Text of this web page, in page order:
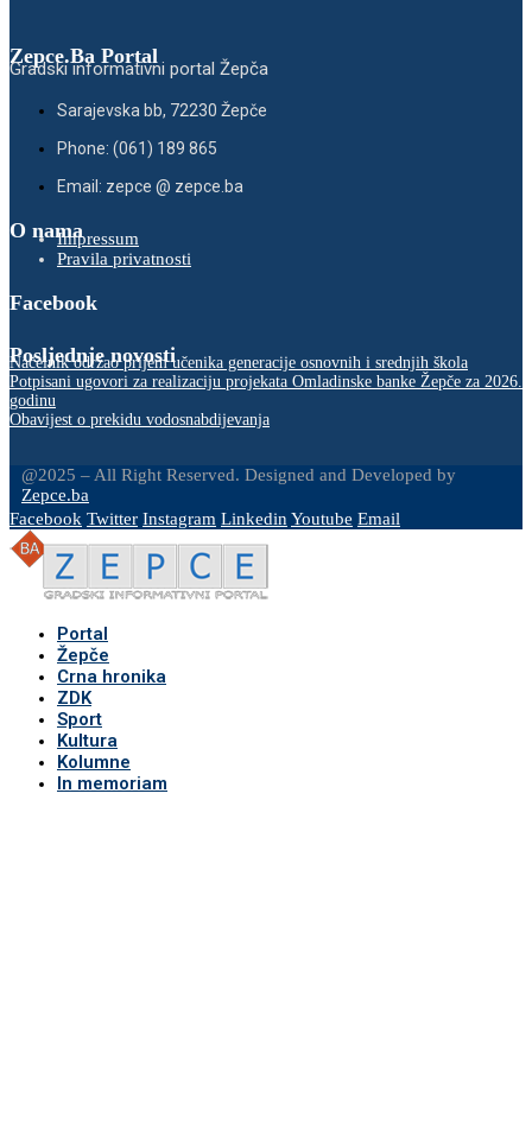
Zepce.Ba Portal
Gradski informativni portal Žepča
Sarajevska bb, 72230 Žepče
Phone: (061) 189 865
Email: zepce @ zepce.ba
O namaImpressum
Pravila privatnosti
Facebook
Posljednje novosti
Načelnik održao prijem učenika generacije osnovnih i srednjih škola
Potpisani ugovori za realizaciju projekata Omladinske banke Žepče za 2026.
godinu
Obavijest o prekidu vodosnabdijevanja
@2025 – All Right Reserved. Designed and Developed by
Zepce.ba
Facebook Twitter Instagram LinkedinYoutube Email
Portal
Žepče
Crna hronika
ZDK
Sport
Kultura
Kolumne
In memoriam